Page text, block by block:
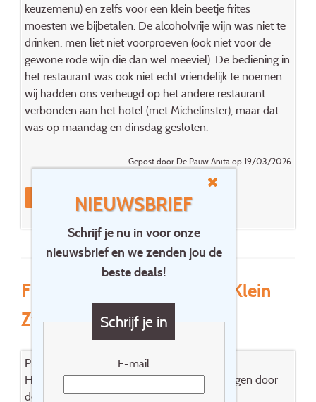
NIEUWSBRIEF
Schrijf je nu in voor onze
nieuwsbrief en we zenden jou de
beste deals!
Schrijf je in
E-mail
keuzemenu) en zelfs voor een klein beetje frites
moesten we bijbetalen. De alcoholvrije wijn was niet te
drinken, men liet niet voorproeven (ook niet voor de
gewone rode wijn die dan wel meeviel). De bediening in
het restaurant was ook niet echt vriendelijk te noemen.
wij hadden ons verheugd op het andere restaurant
verbonden aan het hotel (met Michelinster), maar dat
was op maandag en dinsdag gesloten.
Gepost door De Pauw Anita op 19/03/2026
Reageer Boek dit hotel
Fletcher Hotel-Restaurant Klein
Zwitserland ****
Prijs/kwaliteit:goed
Het hote verdient opfrissingsbeurt,nu verborgen door
de mooie kerstversiering..